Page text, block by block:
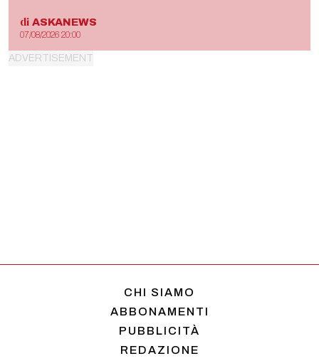
di ASKANEWS
07/08/2026 20:00
CHI SIAMO
ABBONAMENTI
PUBBLICITÀ
REDAZIONE